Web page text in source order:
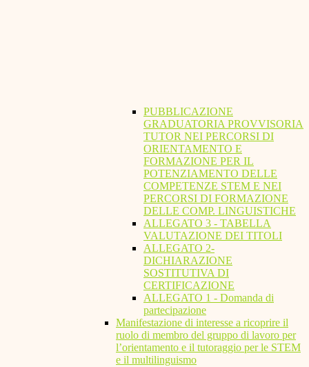
PUBBLICAZIONE
GRADUATORIA PROVVISORIA
TUTOR NEI PERCORSI DI
ORIENTAMENTO E
FORMAZIONE PER IL
POTENZIAMENTO DELLE
COMPETENZE STEM E NEI
PERCORSI DI FORMAZIONE
DELLE COMP. LINGUISTICHE
ALLEGATO 3 - TABELLA
VALUTAZIONE DEI TITOLI
ALLEGATO 2-
DICHIARAZIONE
SOSTITUTIVA DI
CERTIFICAZIONE
ALLEGATO 1 - Domanda di
partecipazione
Manifestazione di interesse a ricoprire il
ruolo di membro del gruppo di lavoro per
l’orientamento e il tutoraggio per le STEM
e il multilinguismo